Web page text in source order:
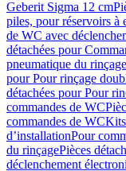
Geberit Sigma 12 cm
piles, pour réservoirs à
de WC avec
détachées pour
pneumatique du rinçage
pour Pour rinçage
détachées pour Pour
commandes de WC
commandes de WC
d’installationPour
du rinçagePièces
déclenchement